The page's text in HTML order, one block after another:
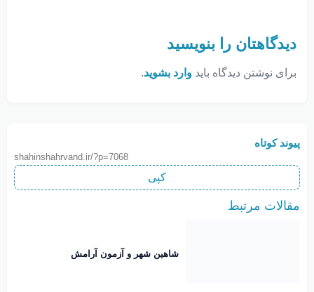
دیدگاهتان را بنویسید
برای نوشتن دیدگاه باید وارد بشوید.
پیوند کوتاه
shahinshahrvand.ir/?p=7068
کپی
مقالات مرتبط
شاهین شهر و آزمون آرامش